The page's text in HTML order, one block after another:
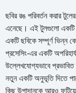
ছবির রঙ পরিবর্তন করার
এনেছে। এই টুলগুলো একটি
একটি ছবিকে সম্পূর্ণ ভিন্ন
প্রসেসিং-এর একটি
উল্লেখযোগ্যভাবে প্রভাবিত
নতুন একটি অনুভূতি দিতে
কিছু উপাদানকে আরও